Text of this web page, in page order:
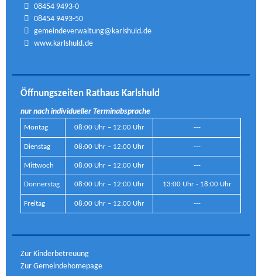
08454 9493-0
08454 9493-50
gemeindeverwaltung@karlshuld.de
www.karlshuld.de
Öffnungszeiten Rathaus Karlshuld
nur nach individueller Terminabsprache
Montag 08:00 Uhr – 12:00 Uhr ---
Dienstag 08:00 Uhr – 12:00 Uhr ---
Mittwoch 08:00 Uhr – 12:00 Uhr ---
Donnerstag 08:00 Uhr – 12:00 Uhr 13:00 Uhr - 18:00 Uhr
Freitag 08:00 Uhr – 12:00 Uhr ---
Zur Kinderbetreuung
Zur Gemeindehomepage